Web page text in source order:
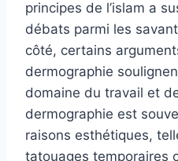
principes de l’islam a
débats parmi les
côté, certains
dermographie
domaine du travail et
dermographie est
raisons esthétiques,
tatouages temporaires